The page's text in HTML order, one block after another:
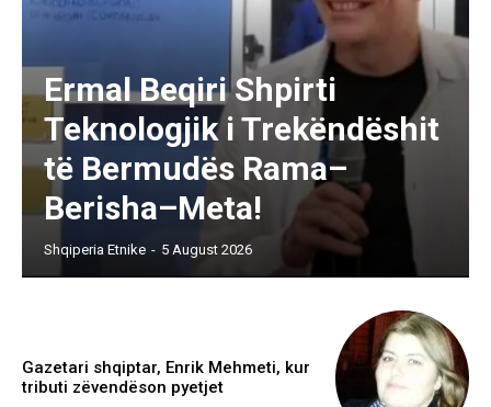
Ermal Beqiri Shpirti
Teknologjik i Trekëndëshit
të Bermudës Rama–
Berisha–Meta!
Shqiperia Etnike - 5 August 2026
Gazetari shqiptar, Enrik Mehmeti, kur
tributi zëvendëson pyetjet